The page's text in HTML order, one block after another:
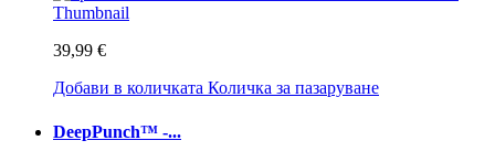
39,99 €
Добави в количката Количка за пазаруване
DeepPunch™ -...